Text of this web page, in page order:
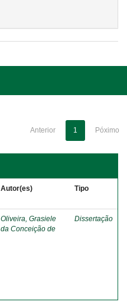
Anterior 1 Póximo
Autor(es) Tipo
Oliveira, Grasiele
da Conceição de
Dissertação